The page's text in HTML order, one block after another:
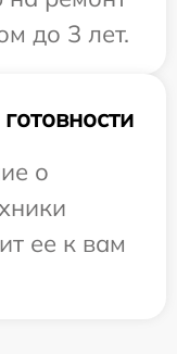
до 3 лет.
о
ее к вам